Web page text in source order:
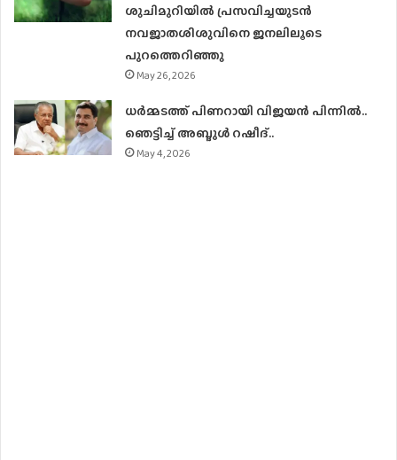
ശുചിമുറിയിൽ പ്രസവിച്ചയുടൻ
നവജാതശിശുവിനെ ജനലിലൂടെ
പുറത്തെറിഞ്ഞു
May 26, 2026
ധര്‍മ്മടത്ത് പിണറായി വിജയന്‍ പിന്നില്‍..
ഞെട്ടിച്ച് അബ്ദുൾ റഷീദ്..
May 4, 2026